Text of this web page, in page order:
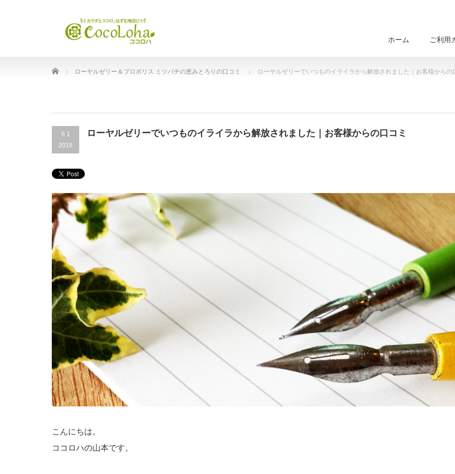
ホーム ご利用
Home ローヤルゼリー＆プロポリス ミツバチの恵みとろりの口コミ ローヤルゼリーでいつものイライラから解放されました｜お客様からの
6.1
2018
ローヤルゼリーでいつものイライラから解放されました｜お客様からの口コミ
こんにちは。
ココロハの山本です。